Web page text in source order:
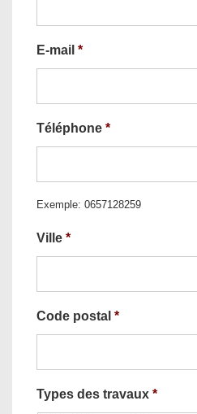
E-mail *
Téléphone *
Exemple: 0657128259
Ville *
Code postal *
Types des travaux *